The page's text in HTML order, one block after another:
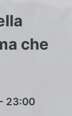
che
23:00